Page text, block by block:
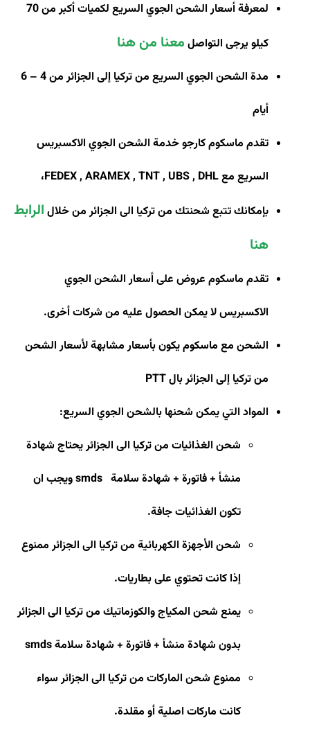
لمعرفة أسعار الشحن الجوي السريع لكميات أكبر من 70
كيلو يرجى التواصل معنا من هنا
مدة الشحن الجوي السريع من تركيا إلى الجزائر من 4 – 6
أيام
تقدم ماسكوم كارجو خدمة الشحن الجوي الاكسبريس
السريع معFEDEX , ARAMEX , TNT , UBS , DHL،
بإمكانك تتبع شحنتك من تركيا الى الجزائر من خلال الرابط
هنا
تقدم ماسكوم عروض على أسعار الشحن الجوي
الاكسبريس لا يمكن الحصول عليه من شركات أخرى.
الشحن مع ماسكوم يكون بأسعار مشابهة لأسعار الشحن
من تركيا إلى الجزائر بالPTT
المواد التي يمكن شحنها بالشحن الجوي السريع:
شحن الغذائيات من تركيا الى الجزائر يحتاج شهادة
منشأ + فاتورة + شهادة سلامة
ويجب ان
تكون الغذائيات جافة.
شحن الأجهزة الكهربائية من تركيا الى الجزائر ممنوع
إذا كانت تحتوي على بطاريات.
يمنع شحن المكياج والكوزماتيك من تركيا الى الجزائر
بدون شهادة منشأ + فاتورة + شهادة سلامةsmds
ممنوع شحن الماركات من تركيا الى الجزائر سواء
كانت ماركات اصلية أو مقلدة.